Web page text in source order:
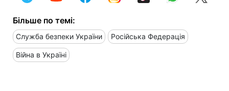
Більше по темі:
Служба безпеки України Російська Федерація
Війна в Україні